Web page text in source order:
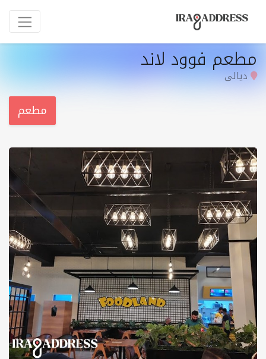
مطعم فوود لاند
دیالی
مطعم